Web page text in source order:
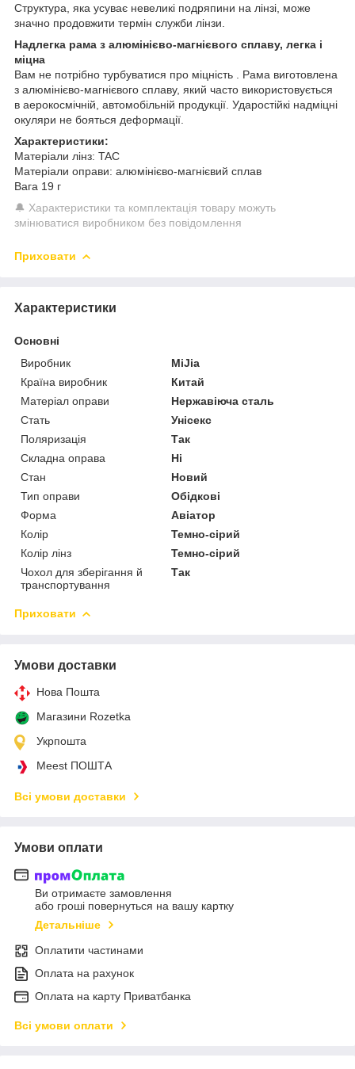
Структура, яка усуває невеликі подряпини на лінзі, може
значно продовжити термін служби лінзи.
Надлегка рама з алюмінієво-магнієвого сплаву, легка і
міцна
Вам не потрібно турбуватися про міцність . Рама виготовлена ​​
з алюмінієво-магнієвого сплаву, який часто використовується
в аерокосмічній, автомобільній продукції. Ударостійкі надміцні
окуляри не бояться деформації.
Характеристики:
Матеріали лінз: TAC
Матеріали оправи: алюмінієво-магнієвий сплав
Вага 19 г
🔔 Характеристики та комплектація товару можуть
змінюватися виробником без повідомлення
Приховати
Характеристики
Основні
Виробник
MiJia
Країна виробник
Китай
Матеріал оправи
Нержавіюча сталь
Стать
Унісекс
Поляризація
Так
Складна оправа
Ні
Стан
Новий
Тип оправи
Обідкові
Форма
Авіатор
Колір
Темно-сірий
Колір лінз
Темно-сірий
Чохол для зберігання й
транспортування
Так
Приховати
Умови доставки
Нова Пошта
Магазини Rozetka
Укрпошта
Meest ПОШТА
Всі умови доставки
Умови оплати
Ви отримаєте замовлення
або гроші повернуться на вашу картку
Детальніше
Оплатити частинами
Оплата на рахунок
Оплата на карту Приватбанка
Всі умови оплати